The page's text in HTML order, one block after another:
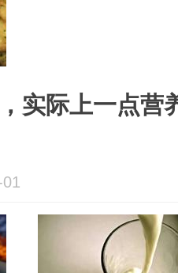
实际上一点营